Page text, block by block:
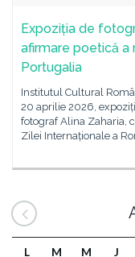
Expoziția de
afirmare poetică a
Portugalia
Institutul Cultural
20 aprilie 2026,
fotograf Alina Zaharia,
Zilei Internaționale a
L M M J